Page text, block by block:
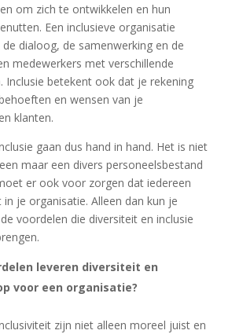
om zich te ontwikkelen en hun
Een inclusieve organisatie
dialoog, de samenwerking en de
medewerkers met verschillende
Inclusie betekent ook dat je rekening
en wensen van je
klanten.
gaan dus hand in hand. Het is niet
maar een divers personeelsbestand
er ook voor zorgen dat iedereen
in je organisatie. Alleen dan kun je
voordelen die diversiteit en inclusie
leveren diversiteit en
voor een organisatie?
zijn niet alleen moreel juist en